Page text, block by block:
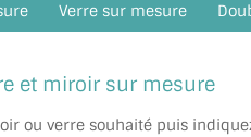
Verre sur mesure
et miroir sur mesure
ou verre souhaité puis